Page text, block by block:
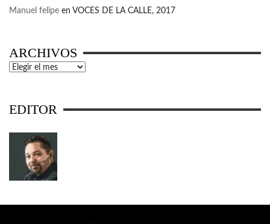
Manuel felipe en VOCES DE LA CALLE, 2017
ARCHIVOS
Archivos
EDITOR